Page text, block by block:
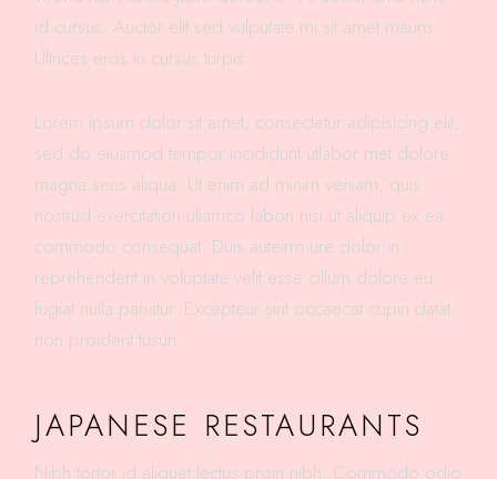
id cursus. Auctor elit sed vulputate mi sit amet mauris.
Ultrices eros in cursus turpis.
Lorem ipsum dolor sit amet, consectetur adipisicing elit,
sed do eiusmod tempor incididunt utlabor met dolore
magna sens aliqua. Ut enim ad minim veniam, quis
nostrud exercitation ullamco labori nisi ut aliquip ex ea
commodo consequat. Duis auteirm ure dolor in
reprehenderit in voluptate velit esse cillum dolore eu
fugiat nulla pariatur. Excepteur sint occaecat cupin datat
non proident tusun.
JAPANESE RESTAURANTS
Nibh tortor id aliquet lectus proin nibh. Commodo odio